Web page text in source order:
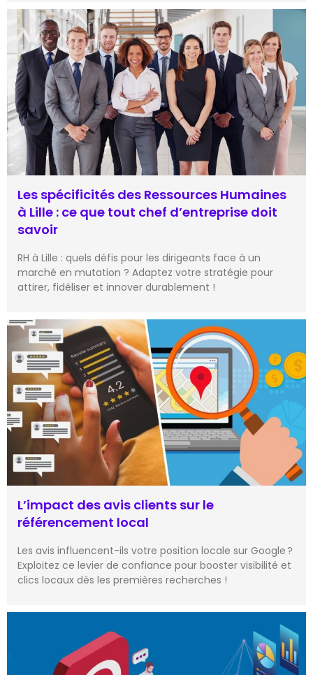
Les spécificités des Ressources Humaines
à Lille : ce que tout chef d’entreprise doit
savoir
RH à Lille : quels défis pour les dirigeants face à un
marché en mutation ? Adaptez votre stratégie pour
attirer, fidéliser et innover durablement !
L’impact des avis clients sur le
référencement local
Les avis influencent-ils votre position locale sur Google ?
Exploitez ce levier de confiance pour booster visibilité et
clics locaux dès les premières recherches !